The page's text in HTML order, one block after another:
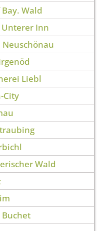
Wald
Inn
Liebl
City
Wald